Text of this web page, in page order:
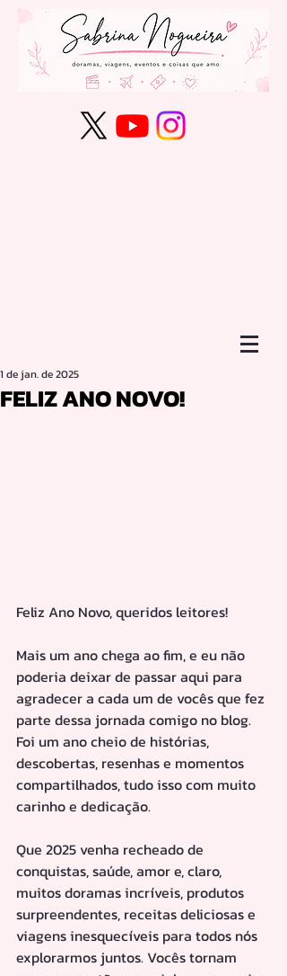
FELIZ ANO NOVO!
1 de jan. de 2025
Feliz Ano Novo, queridos leitores!
Mais um ano chega ao fim, e eu não
poderia deixar de passar aqui para
agradecer a cada um de vocês que fez
parte dessa jornada comigo no blog.
Foi um ano cheio de histórias,
descobertas, resenhas e momentos
compartilhados, tudo isso com muito
carinho e dedicação.
Que 2025 venha recheado de
conquistas, saúde, amor e, claro,
muitos doramas incríveis, produtos
surpreendentes, receitas deliciosas e
viagens inesquecíveis para todos nós
explorarmos juntos. Vocês tornam